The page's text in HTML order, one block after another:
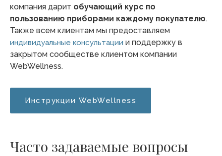
компания дарит обучающий курс по
пользованию приборами каждому покупателю.
Также всем клиентам мы предоставляем
индивидуальные консультации и поддержку в
закрытом сообществе клиентом компании
WebWellness.
Инструкции WebWellness
Часто задаваемые вопросы